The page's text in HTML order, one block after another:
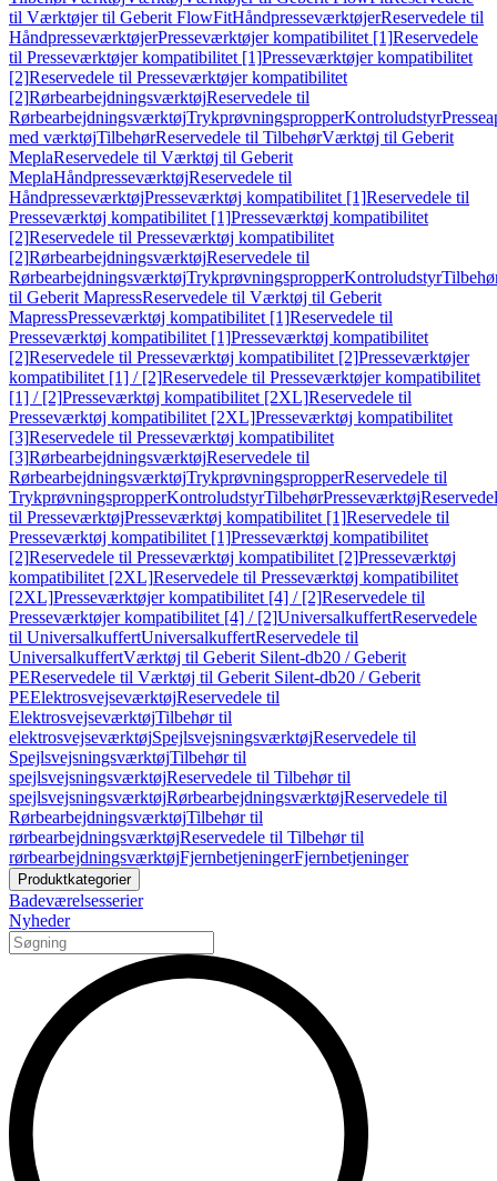
til Værktøjer til Geberit FlowFitHåndpresseværktøjerReservedele til
HåndpresseværktøjerPresseværktøjer kompatibilitet [1]Reservedele
til Presseværktøjer kompatibilitet [1]Presseværktøjer kompatibilitet
[2]Reservedele til Presseværktøjer kompatibilitet
[2]RørbearbejdningsværktøjReservedele til
RørbearbejdningsværktøjTrykprøvningspropperKontroludstyr
med værktøjTilbehørReservedele til TilbehørVærktøj til Geberit
MeplaReservedele til Værktøj til Geberit
MeplaHåndpresseværktøjReservedele til
HåndpresseværktøjPresseværktøj kompatibilitet [1]Reservedele til
Presseværktøj kompatibilitet [1]Presseværktøj kompatibilitet
[2]Reservedele til Presseværktøj kompatibilitet
[2]RørbearbejdningsværktøjReservedele til
RørbearbejdningsværktøjTrykprøvningspropperKontroludstyr
til Geberit MapressReservedele til Værktøj til Geberit
MapressPresseværktøj kompatibilitet [1]Reservedele til
Presseværktøj kompatibilitet [1]Presseværktøj kompatibilitet
[2]Reservedele til Presseværktøj kompatibilitet [2]Presseværktøjer
kompatibilitet [1] / [2]Reservedele til Presseværktøjer kompatibilitet
[1] / [2]Presseværktøj kompatibilitet [2XL]Reservedele til
Presseværktøj kompatibilitet [2XL]Presseværktøj kompatibilitet
[3]Reservedele til Presseværktøj kompatibilitet
[3]RørbearbejdningsværktøjReservedele til
RørbearbejdningsværktøjTrykprøvningspropperReservedele til
TrykprøvningspropperKontroludstyrTilbehørPresseværktøj
til PresseværktøjPresseværktøj kompatibilitet [1]Reservedele til
Presseværktøj kompatibilitet [1]Presseværktøj kompatibilitet
[2]Reservedele til Presseværktøj kompatibilitet [2]Presseværktøj
kompatibilitet [2XL]Reservedele til Presseværktøj kompatibilitet
[2XL]Presseværktøjer kompatibilitet [4] / [2]Reservedele til
Presseværktøjer kompatibilitet [4] / [2]UniversalkuffertReservedele
til UniversalkuffertUniversalkuffertReservedele til
UniversalkuffertVærktøj til Geberit Silent-db20 / Geberit
PEReservedele til Værktøj til Geberit Silent-db20 / Geberit
PEElektrosvejseværktøjReservedele til
ElektrosvejseværktøjTilbehør til
elektrosvejseværktøjSpejlsvejsningsværktøjReservedele til
SpejlsvejsningsværktøjTilbehør til
spejlsvejsningsværktøjReservedele til Tilbehør til
spejlsvejsningsværktøjRørbearbejdningsværktøjReservedele til
RørbearbejdningsværktøjTilbehør til
rørbearbejdningsværktøjReservedele til Tilbehør til
rørbearbejdningsværktøjFjernbetjeningerFjernbetjeninger
Produktkategorier
Badeværelsesserier
Nyheder